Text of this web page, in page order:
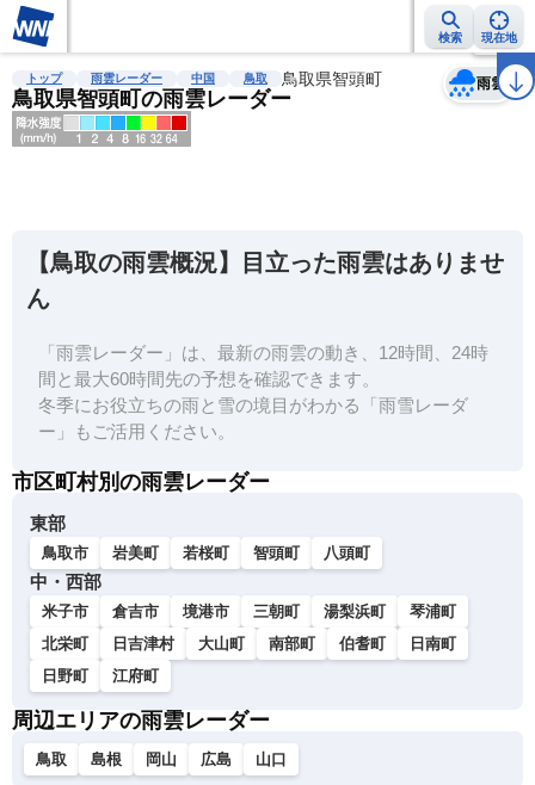
検索 現在地
雨雲レーダー 台風情報 地震情報 警報・注意報 2週間天気 ラ
トップ 雨雲レーダー 中国 鳥取 鳥取県智頭町
鳥取県智頭町の雨雲レーダー
雨雲
天気 台風
【鳥取の雨雲概況】目立った雨雲はありませ
ん
「雨雲レーダー」は、最新の雨雲の動き、12時間、24時
間と最大60時間先の予想を確認できます。
冬季にお役立ちの雨と雪の境目がわかる「雨雪レーダ
ー」もご活用ください。
市区町村別の雨雲レーダー
東部
鳥取市 岩美町 若桜町 智頭町 八頭町
中・西部
米子市 倉吉市 境港市 三朝町 湯梨浜町
琴浦町
北栄町
日吉津村 大山町 南部町 伯耆町
日南町
日野町
江府町
周辺エリアの雨雲レーダー
鳥取 島根 岡山 広島 山口